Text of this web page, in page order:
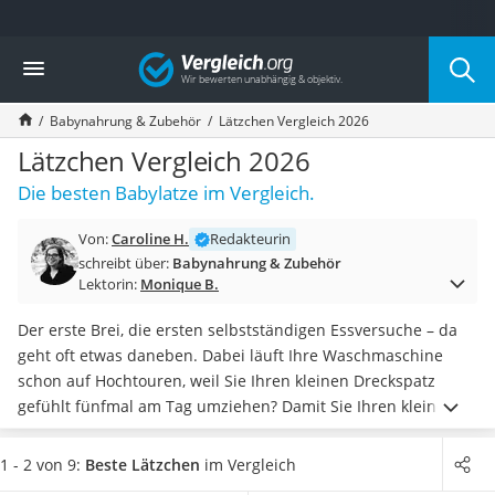
Die beliebtesten Vergleiche nach Kategorie
Kind & Baby
Babyphone mit 2 Kameras
Walkie-Talkie Kinder
Kindermatratzen
Babywippe
Rollschuhe für Kinder
Laufrad
Kinderschubkarre
Kinderuhr
Babyphone
Treppenschutzgitter
Kindersitz ab 4 Jahren
Kinderroller 3 Räder
Ferngesteuertes Auto
Vergleich
Babynahrung & Zubehör Lätzchen Vergleich 2026
Lätzchen Vergleich 2026
Die besten Babylatze im Vergleich.
Von:Caroline H.
Redakteurin
schreibt über: Babynahrung & Zubehör
Lektorin: Monique B.
Der erste Brei, die ersten selbstständigen Essversuche – da
geht oft etwas daneben. Dabei läuft Ihre Waschmaschine
schon auf Hochtouren, weil Sie Ihren kleinen Dreckspatz
gefühlt fünfmal am Tag umziehen? Damit Sie Ihren kleinen
Schatznicht auch noch nach jeder Mahlzeit neu einkleiden
müssen, verwenden Sie zumSchutz der Kleidung ein
1 - 2 von 9: Beste Lätzchen im Vergleich